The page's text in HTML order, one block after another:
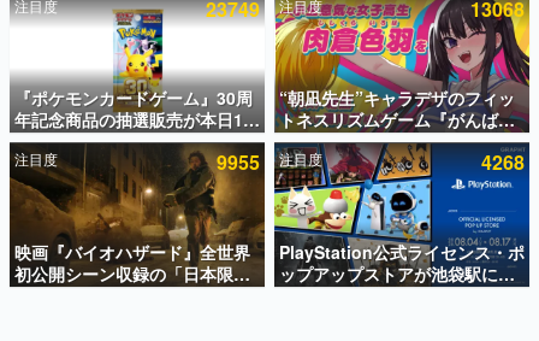
電ファミのいま読まれている記事ランキング
アプリセール情報
インタビュー
連載・特集一覧
殿堂入り記事
SNS拡散数が数千以上！ ページビュー数万以上！ などな
ど。多くの人々に読まれた、電ファミ渾身の“殿堂入り”記
事をまとめました。
注目度 23749
『ポケモンカードゲーム』30周
年記念商品の抽選販売が本日12
時より開始。拡張パック「30th
CELEBRATION」のボックス
に、「プレミアムデッキセット
エーフィ・ブラッキー」
「FUTURISTIC BOX」の計3商
品
注目度 13068
“朝凪先生”キャラデザのフィッ
トネスリズムゲーム『がんば
れ！チアリズム』Steamストア
ページが公開。キャラクターの
CVは陽向葵ゅかさん
注目度 9955
映画『バイオハザード』全世界
初公開シーン収録の「日本限
定」予告映像が解禁。バイオの
注目度 4268
PlayStation公式ライセンス・ポ
ップアップストアが池袋駅にて
期間限定で開催。夏のアパレル